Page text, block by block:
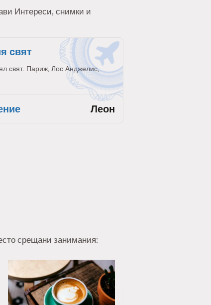
Интереси, снимки и
свят
свят. Париж, Лос Анджелис,
Леон
срещани занимания: